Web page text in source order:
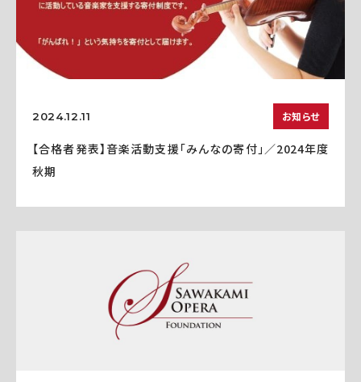
2024.12.11 お知らせ
【合格者発表】音楽活動支援「みんなの寄付」／2024年度
秋期